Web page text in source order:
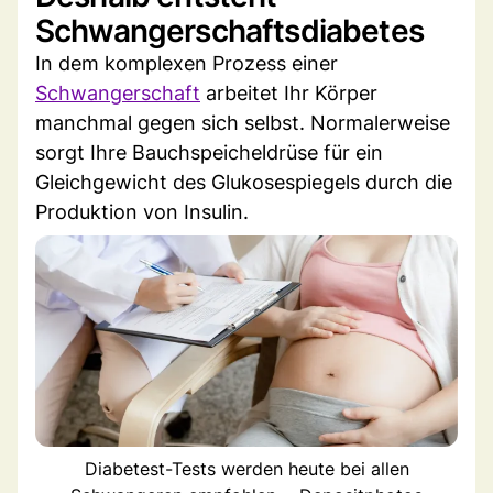
Schwangerschaftsdiabetes
In dem komplexen Prozess einer
Schwangerschaft arbeitet Ihr Körper
manchmal gegen sich selbst. Normalerweise
sorgt Ihre Bauchspeicheldrüse für ein
Gleichgewicht des Glukosespiegels durch die
Produktion von Insulin.
Diabetest-Tests werden heute bei allen